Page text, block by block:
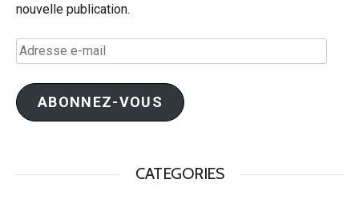
nouvelle publication.
Adresse
e-
mail
ABONNEZ-VOUS
CATEGORIES